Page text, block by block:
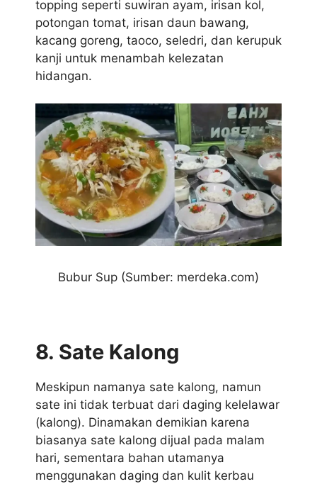
topping seperti suwiran ayam, irisan kol,
potongan tomat, irisan daun bawang,
kacang goreng, taoco, seledri, dan kerupuk
kanji untuk menambah kelezatan
hidangan.
Bubur Sup (Sumber: merdeka.com)
8. Sate Kalong
Meskipun namanya sate kalong, namun
sate ini tidak terbuat dari daging kelelawar
(kalong). Dinamakan demikian karena
biasanya sate kalong dijual pada malam
hari, sementara bahan utamanya
menggunakan daging dan kulit kerbau